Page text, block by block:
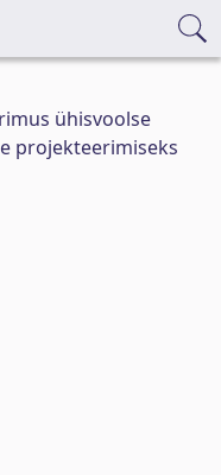
ühisvoolse
projekteerimiseks